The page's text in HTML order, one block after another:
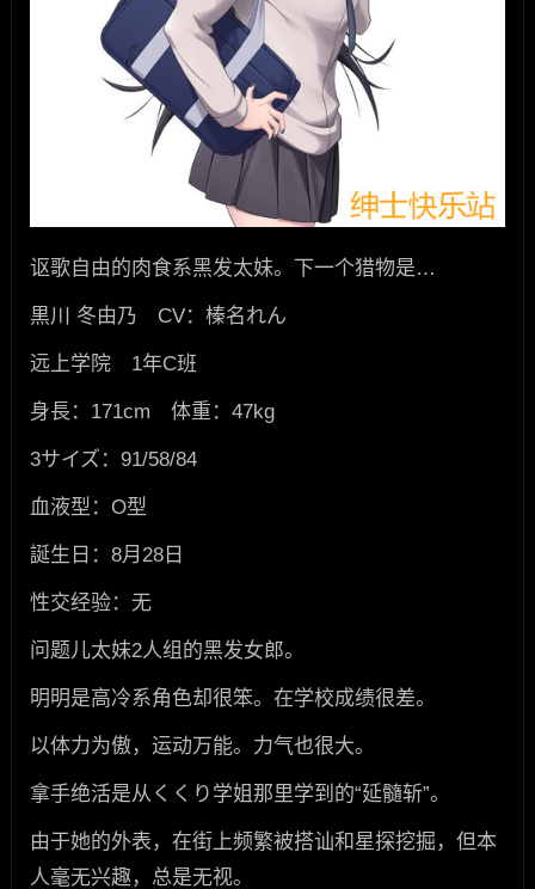
讴歌自由的肉食系黑发太妹。下一个猎物是…
黒川 冬由乃 CV：榛名れん
远上学院 1年C班
身長：171cm 体重：47kg
3サイズ：91/58/84
血液型：O型
誕生日：8月28日
性交经验：无
问题儿太妹2人组的黑发女郎。
明明是高冷系角色却很笨。在学校成绩很差。
以体力为傲，运动万能。力气也很大。
拿手绝活是从くくり学姐那里学到的“延髓斩”。
由于她的外表，在街上频繁被搭讪和星探挖掘，但本
人毫无兴趣，总是无视。